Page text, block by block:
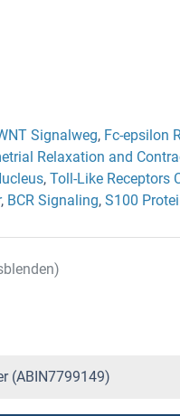
Signalweg, Fc-epsilon
Relaxation and
, Toll-Like Receptors
, BCR Signaling, S100
(ABIN7799149)